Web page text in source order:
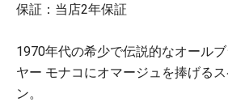
保証：当店2年保証
1970年代の希少で伝説的なオール
ヤー モナコにオマージュを捧げる
ン。